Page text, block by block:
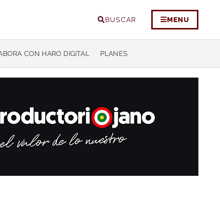
BUSCAR MENU
CON HARO DIGITAL PLANES